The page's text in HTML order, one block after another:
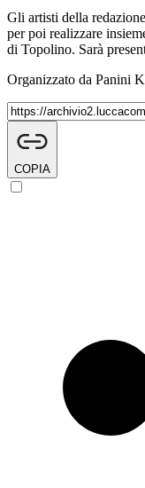
Gli artisti della
per poi realizzare
di Topolino. Sarà
Organizzato da Panini
COPIA